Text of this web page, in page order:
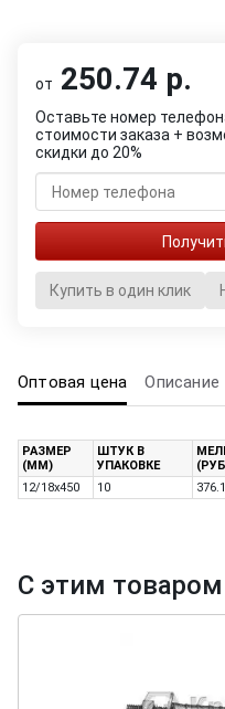
от 250.74 р.
Оставьте номер
стоимости заказа +
скидки до 20%
Купить в один клик
Оптовая цена Описание
РАЗМЕР
(ММ)
ШТУК В
УПАКОВКЕ
12/18x450
10
С этим